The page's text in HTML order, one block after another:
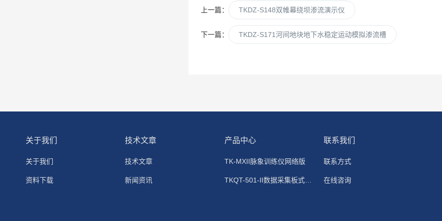
上一篇： TKDZ-S148双帷幕绕坝渗流演示仪
下一篇： TKDZ-S171河间地块地下水稳定运动模拟渗流槽
关于我们
关于我们
资料下载
技术文章
技术文章
新闻资讯
产品中心
TK-MXII脉象训练仪网络版
TKQT-501-II数据采集板式静电除尘器
联系我们
联系方式
在线咨询